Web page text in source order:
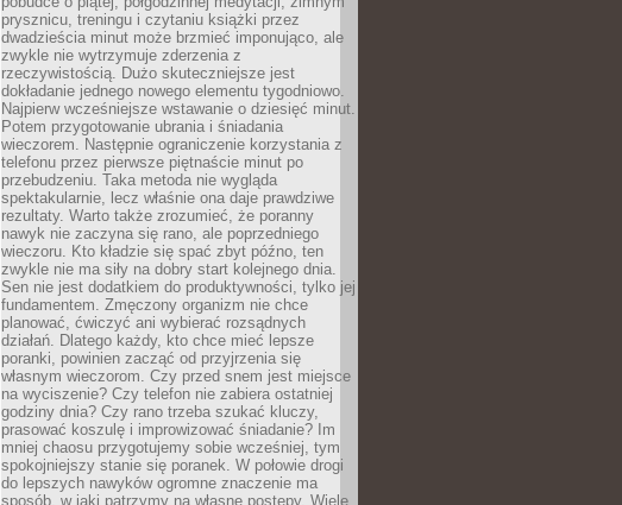
prysznicu, treningu i czytaniu książki przez
dwadzieścia minut może brzmieć imponująco, ale
zwykle nie wytrzymuje zderzenia z
rzeczywistością. Dużo skuteczniejsze jest
dokładanie jednego nowego elementu tygodniowo.
Najpierw wcześniejsze wstawanie o dziesięć minut.
Potem przygotowanie ubrania i śniadania
wieczorem. Następnie ograniczenie korzystania z
telefonu przez pierwsze piętnaście minut po
przebudzeniu. Taka metoda nie wygląda
spektakularnie, lecz właśnie ona daje prawdziwe
rezultaty. Warto także zrozumieć, że poranny
nawyk nie zaczyna się rano, ale poprzedniego
wieczoru. Kto kładzie się spać zbyt późno, ten
zwykle nie ma siły na dobry start kolejnego dnia.
Sen nie jest dodatkiem do produktywności, tylko jej
fundamentem. Zmęczony organizm nie chce
planować, ćwiczyć ani wybierać rozsądnych
działań. Dlatego każdy, kto chce mieć lepsze
poranki, powinien zacząć od przyjrzenia się
własnym wieczorom. Czy przed snem jest miejsce
na wyciszenie? Czy telefon nie zabiera ostatniej
godziny dnia? Czy rano trzeba szukać kluczy,
prasować koszulę i improwizować śniadanie? Im
mniej chaosu przygotujemy sobie wcześniej, tym
spokojniejszy stanie się poranek. W połowie drogi
do lepszych nawyków ogromne znaczenie ma
sposób, w jaki patrzymy na własne postępy. Wiele